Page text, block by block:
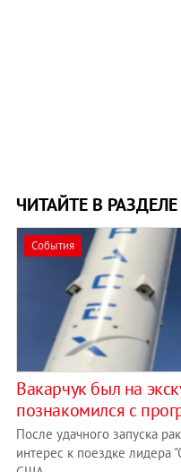
ЧИТАЙТЕ В РАЗДЕЛЕ
События
Вакарчук был на
познакомился с
После удачного запуска
интерес к поездке лидера